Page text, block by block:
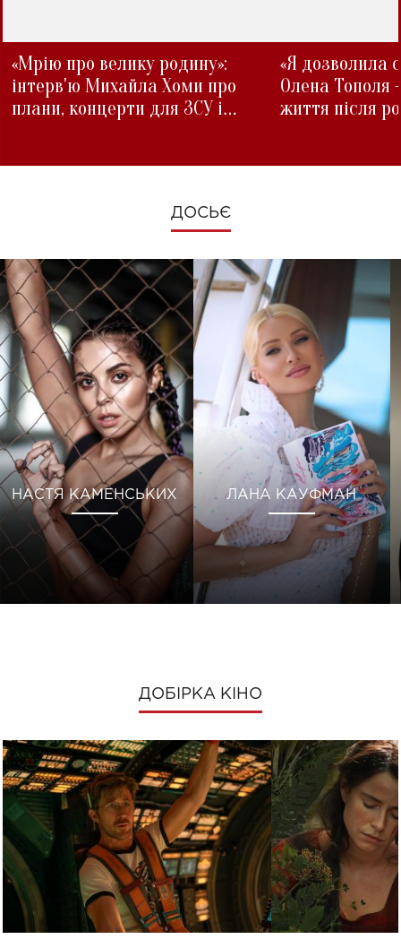
«Мрію про велику родину»:
інтерв'ю Михайла Хоми про
плани, концерти для ЗСУ і
«Я дозволила
Олена Тополя
життя після
ДОСЬЄ
НАСТЯ КАМЕНСЬКИХ ЛАНА КАУФМАН
ДОБІРКА КІНО